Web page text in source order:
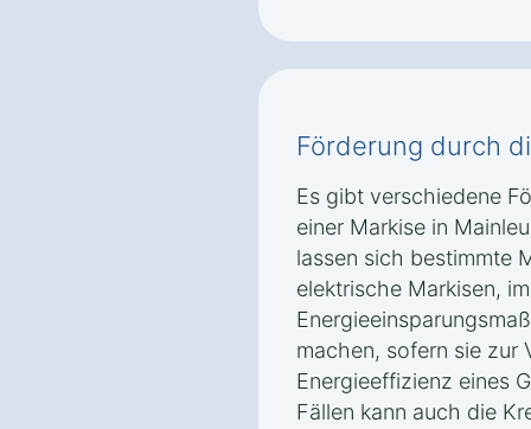
Förderung durch
Es gibt verschiedene
einer Markise in
lassen sich bestimmte
elektrische Markisen,
machen, sofern sie zur
Energieeffizienz eines
Fällen kann auch die